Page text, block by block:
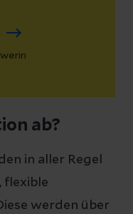
ab?
in aller Regel
flexible
werden über